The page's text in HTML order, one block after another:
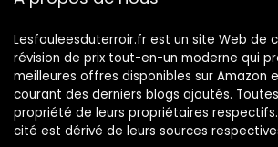
Lesfouleesduterroir.fr est un site Web de
révision de prix tout-en-un moderne qui
meilleures offres disponibles sur Amazon
courant des derniers blogs ajoutés.
propriété de leurs propriétaires
cité est dérivé de leurs sources